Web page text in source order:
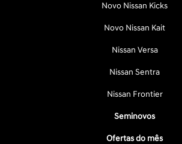
Novo Nissan Kicks
Novo Nissan Kait
Nissan Versa
Nissan Sentra
Nissan Frontier
Seminovos
Ofertas do mês